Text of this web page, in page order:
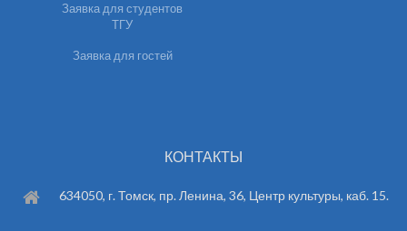
Заявка для студентов
ТГУ
Заявка для гостей
КОНТАКТЫ
634050, г. Томск, пр. Ленина, 36, Центр культуры, каб. 15.